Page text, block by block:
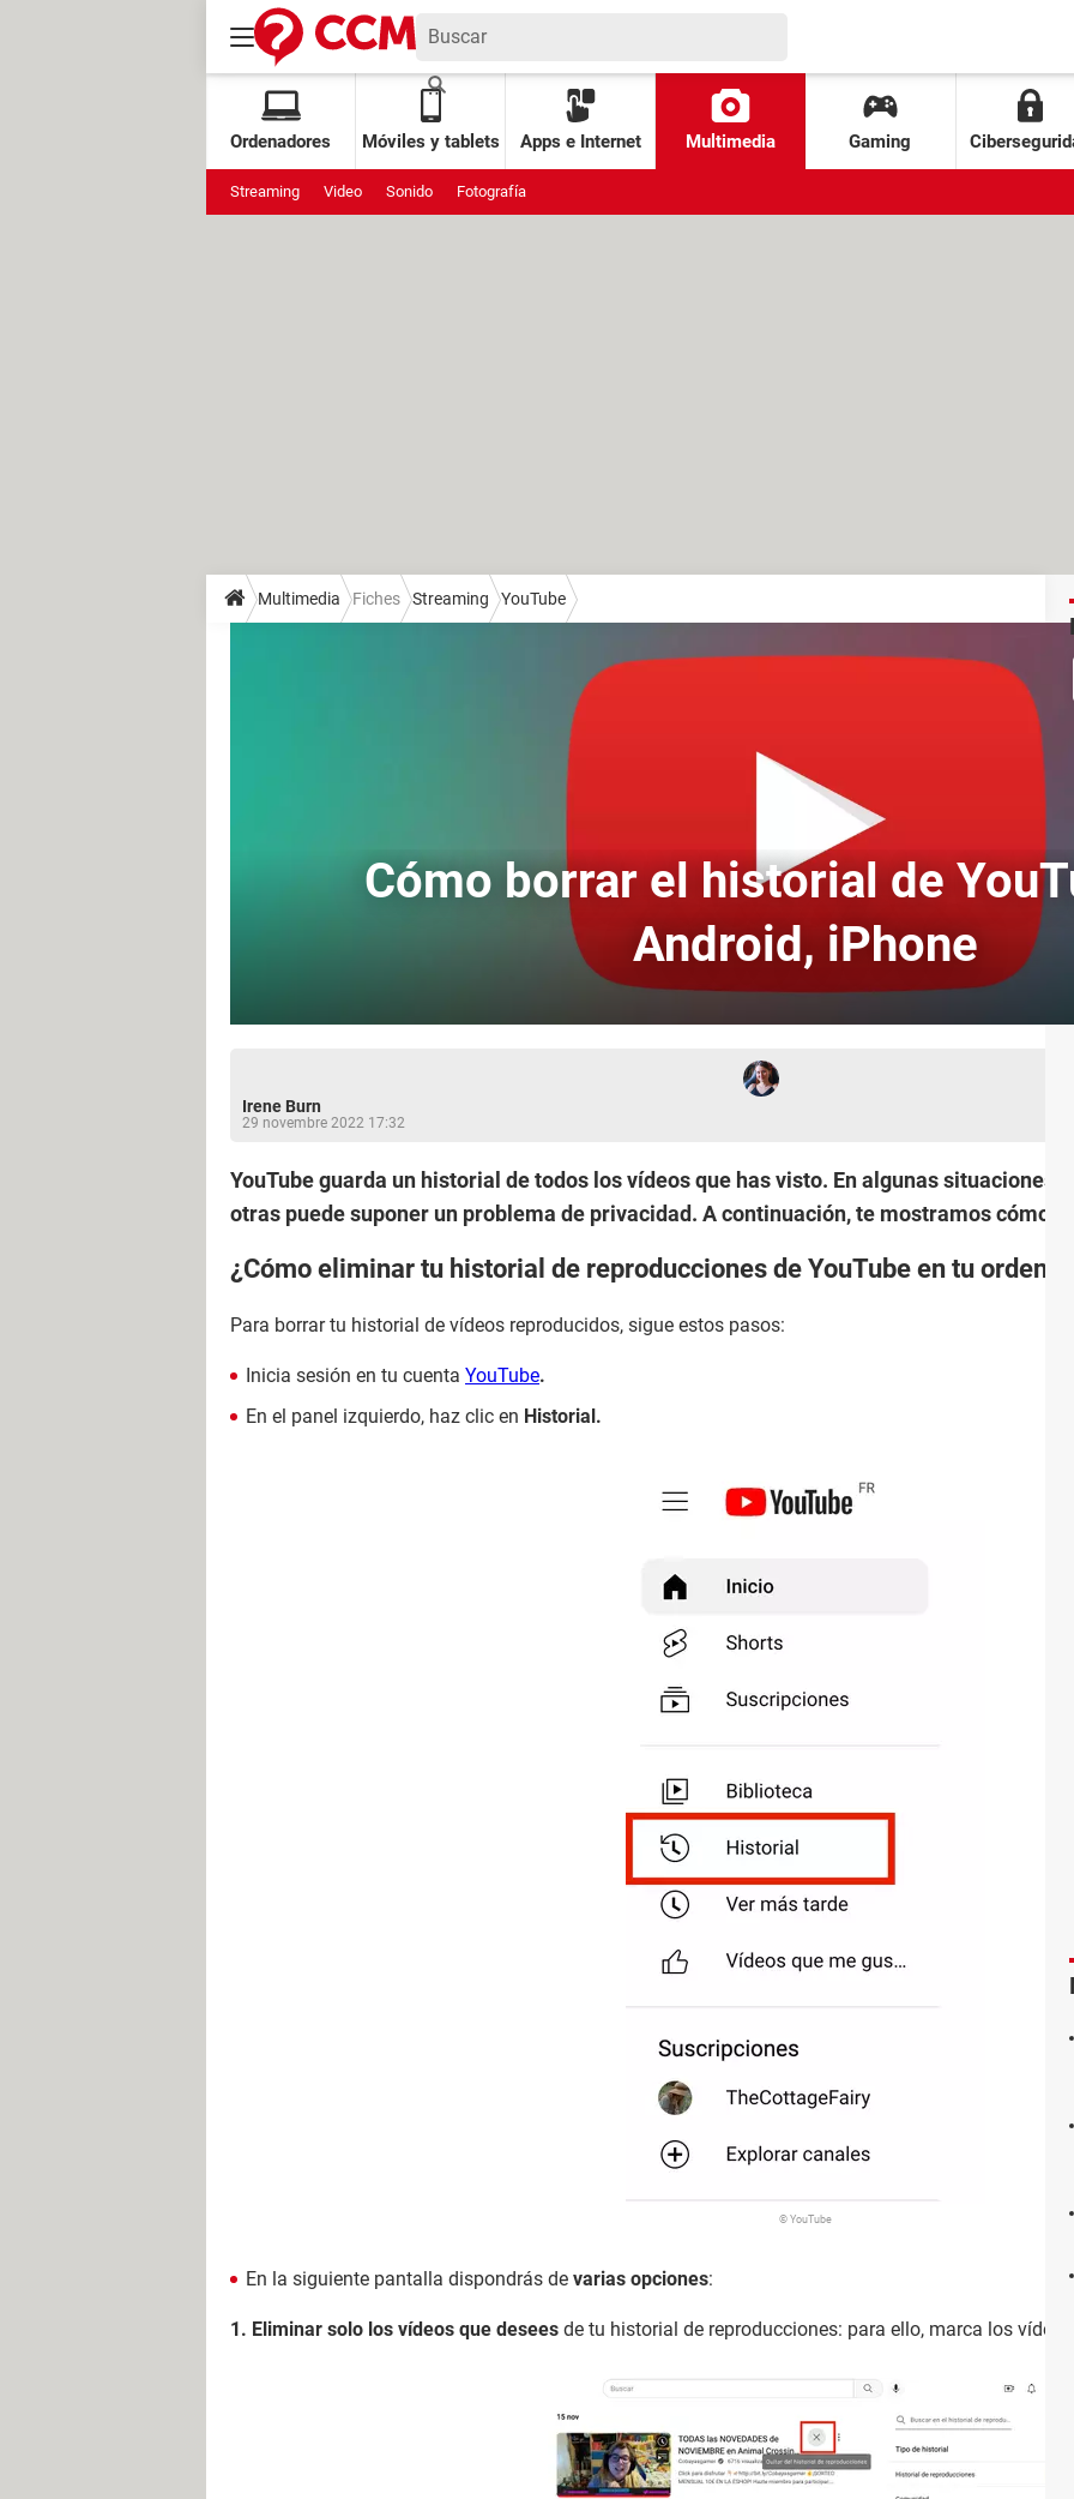
Ordenadores Móviles y tablets Apps e Internet Multimedia Gaming
Streaming Video Sonido Fotografía
Multimedia Fiches Streaming YouTube
Cómo borrar el historial de
Android, iPhone
Irene Burn
29 novembre 2022 17:32
YouTube guarda un historial de todos los vídeos que has visto. En algunas situaciones
otras puede suponer un problema de privacidad. A continuación, te mostramos cómo
¿Cómo eliminar tu historial de reproducciones de YouTube en tu
Para borrar tu historial de vídeos reproducidos, sigue estos pasos:
Inicia sesión en tu cuenta YouTube.
En el panel izquierdo, haz clic en Historial.
© YouTube
En la siguiente pantalla dispondrás de varias opciones:
1. Eliminar solo los vídeos que desees de tu historial de reproducciones: para ello, marca los vídeos